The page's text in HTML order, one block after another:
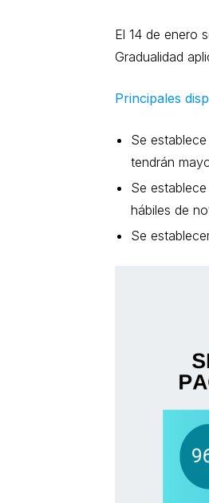
El 14 de enero
Gradualidad
Principales
Se
tendrán
Se
hábiles de
Se